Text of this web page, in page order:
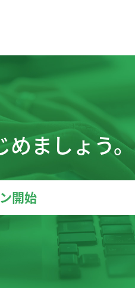
めましょう。
開始